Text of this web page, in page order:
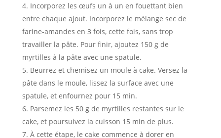
Incorporez les œufs un à un en fouettant bien
entre chaque ajout. Incorporez le mélange sec de
farine-amandes en 3 fois, cette fois, sans trop
travailler la pâte. Pour finir, ajoutez 150 g de
myrtilles à la pâte avec une spatule.
Beurrez et chemisez un moule à cake. Versez la
pâte dans le moule, lissez la surface avec une
spatule, et enfournez pour 15 min.
Parsemez les 50 g de myrtilles restantes sur le
cake, et poursuivez la cuisson 15 min de plus.
À cette étape, le cake commence à dorer en